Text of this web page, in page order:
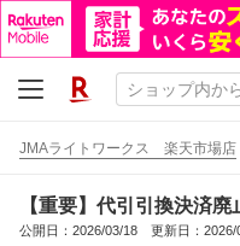
JMAライトワークス 楽天市場店
【重要】代引引換決済廃
公開日：2026/03/18 更新日：2026/